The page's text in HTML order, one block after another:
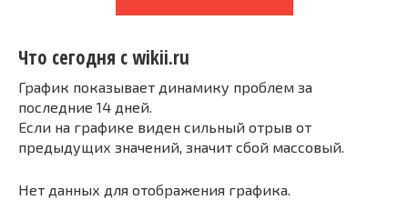
Что сегодня с wikii.ru
График показывает динамику проблем за
последние 14 дней.
Если на графике виден сильный отрыв от
предыдущих значений, значит сбой массовый.
Нет данных для отображения графика.